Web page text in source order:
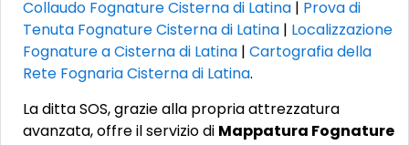
Collaudo Fognature Cisterna di Latina | Prova di
Tenuta Fognature Cisterna di Latina | Localizzazione
Fognature a Cisterna di Latina | Cartografia della
Rete Fognaria Cisterna di Latina.
La ditta SOS, grazie alla propria attrezzatura
avanzata, offre il servizio di Mappatura Fognature